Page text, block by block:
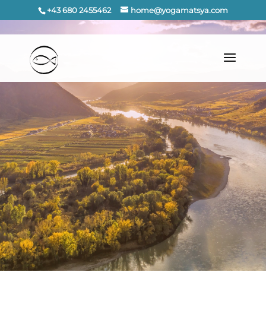
+43 680 2455462 home@yogamatsya.com